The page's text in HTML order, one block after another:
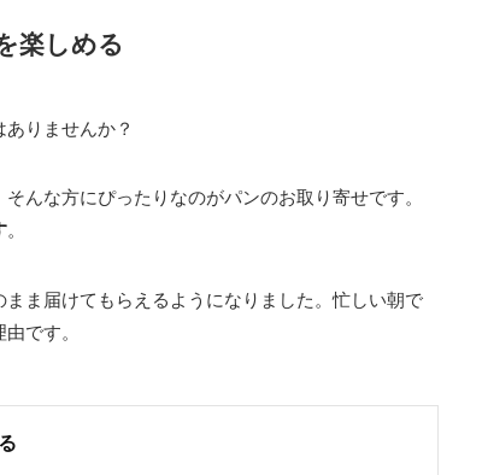
楽しめる
りませんか？
んな方にぴったりなのがパンのお取り寄せです。
。
ま届けてもらえるようになりました。忙しい朝で
です。